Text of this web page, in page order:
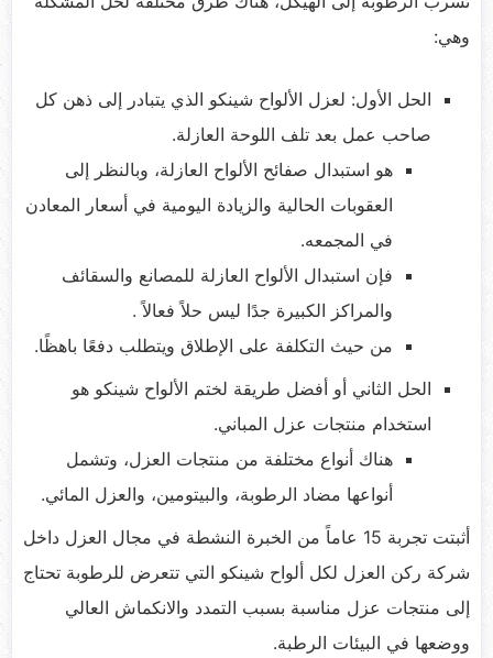
وهي:
الحل الأول: لعزل الألواح شينكو الذي يتبادر إلى ذهن كل
صاحب عمل بعد تلف اللوحة العازلة.
هو استبدال صفائح الألواح العازلة، وبالنظر إلى
العقوبات الحالية والزيادة اليومية في أسعار المعادن
في المجمعه.
فإن استبدال الألواح العازلة للمصانع والسقائف
والمراكز الكبيرة جدًا ليس حلاً فعالاً .
من حيث التكلفة على الإطلاق ويتطلب دفعًا باهظًا.
الحل الثاني أو أفضل طريقة لختم الألواح شينكو هو
استخدام منتجات عزل المباني.
هناك أنواع مختلفة من منتجات العزل، وتشمل
أنواعها مضاد الرطوبة، والبيتومين، والعزل المائي.
أثبتت تجربة 15 عاماً من الخبرة النشطة في مجال العزل داخل
شركة ركن العزل لكل ألواح شينكو التي تتعرض للرطوبة تحتاج
إلى منتجات عزل مناسبة بسبب التمدد والانكماش العالي
ووضعها في البيئات الرطبة.